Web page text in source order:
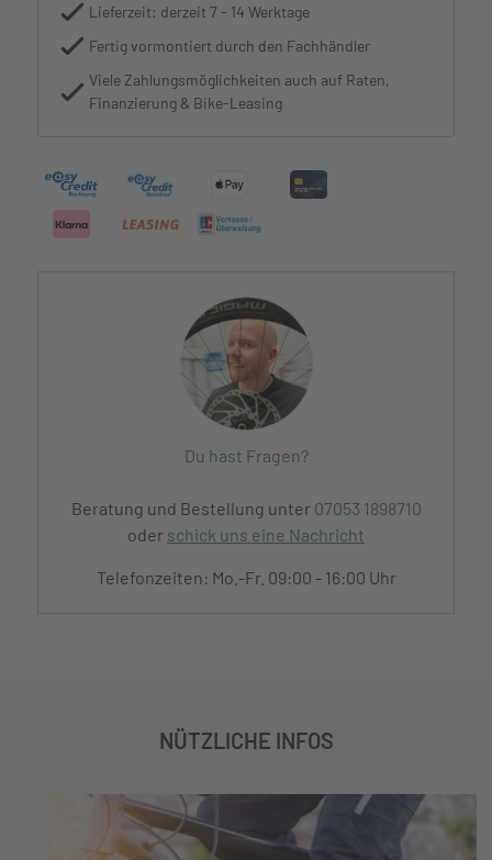
Lieferzeit: derzeit 7 - 14 Werktage
Fertig vormontiert durch den Fachhändler
Viele Zahlungsmöglichkeiten auch auf Raten,
Finanzierung & Bike-Leasing
Du hast Fragen?
Beratung und Bestellung unter 07053 1898710
oder schick uns eine Nachricht
Telefonzeiten: Mo.-Fr. 09:00 - 16:00 Uhr
NÜTZLICHE INFOS